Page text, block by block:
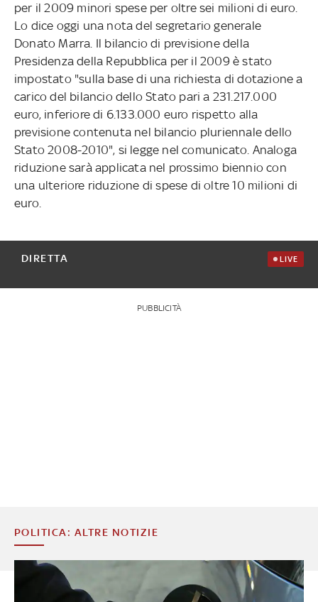
per il 2009 minori spese per oltre sei milioni di euro.
Lo dice oggi una nota del segretario generale
Donato Marra. Il bilancio di previsione della
Presidenza della Repubblica per il 2009 è stato
impostato "sulla base di una richiesta di dotazione a
carico del bilancio dello Stato pari a 231.217.000
euro, inferiore di 6.133.000 euro rispetto alla
previsione contenuta nel bilancio pluriennale dello
Stato 2008-2010", si legge nel comunicato. Analoga
riduzione sarà applicata nel prossimo biennio con
una ulteriore riduzione di spese di oltre 10 milioni di
euro.
DIRETTA LIVE
PUBBLICITÀ
POLITICA: ALTRE NOTIZIE